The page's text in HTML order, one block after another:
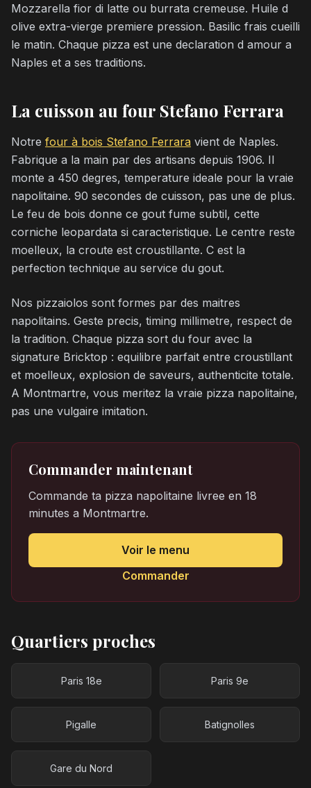
Mozzarella fior di latte ou burrata cremeuse. Huile d
olive extra-vierge premiere pression. Basilic frais cueilli
le matin. Chaque pizza est une declaration d amour a
Naples et a ses traditions.
La cuisson au four Stefano Ferrara
Notre four à bois Stefano Ferrara vient de Naples.
Fabrique a la main par des artisans depuis 1906. Il
monte a 450 degres, temperature ideale pour la vraie
napolitaine. 90 secondes de cuisson, pas une de plus.
Le feu de bois donne ce gout fume subtil, cette
corniche leopardata si caracteristique. Le centre reste
moelleux, la croute est croustillante. C est la
perfection technique au service du gout.
Nos pizzaiolos sont formes par des maitres
napolitains. Geste precis, timing millimetre, respect de
la tradition. Chaque pizza sort du four avec la
signature Bricktop : equilibre parfait entre croustillant
et moelleux, explosion de saveurs, authenticite totale.
A Montmartre, vous meritez la vraie pizza napolitaine,
pas une vulgaire imitation.
Commander maintenant
Commande ta pizza napolitaine livree en 18
minutes a Montmartre.
Voir le menu
Commander
Quartiers proches
Paris 18e Paris 9e
Pigalle Batignolles
Gare du Nord